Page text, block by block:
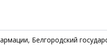
Белгородский